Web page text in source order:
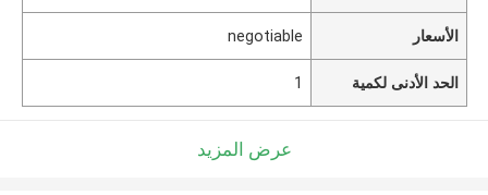
الأسعار negotiable
الحد الأدنى لكمية 1
عرض المزيد